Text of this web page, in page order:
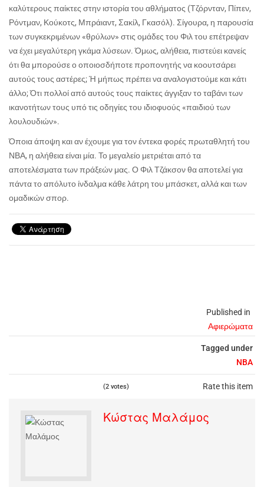
Published in
Αφιερώματα
Tagged under
NBA
Rate this item
(2 votes)
καλύτερους παίκτες στην ιστορία του αθλήματος (Τζόρνταν, Πίπεν,
Ρόντμαν, Κούκοτς, Μπράιαντ, Σακίλ, Γκασόλ). Σίγουρα, η παρουσία
των συγκεκριμένων «θρύλων» στις ομάδες του Φιλ του επέτρεψαν
να έχει μεγαλύτερη γκάμα λύσεων. Όμως, αλήθεια, πιστεύει κανείς
ότι θα μπορούσε ο οποιοσδήποτε προπονητής να κοουτσάρει
αυτούς τους αστέρες; Ή μήπως πρέπει να αναλογιστούμε και κάτι
άλλο; Ότι πολλοί από αυτούς τους παίκτες άγγιξαν το ταβάνι των
ικανοτήτων τους υπό τις οδηγίες του ιδιοφυούς «παιδιού των
λουλουδιών».
Όποια άποψη και αν έχουμε για τον έντεκα φορές πρωταθλητή του
ΝΒΑ, η αλήθεια είναι μία. Το μεγαλείο μετριέται από τα
αποτελέσματα των πράξεών μας. Ο Φιλ Τζάκσον θα αποτελεί για
πάντα το απόλυτο ίνδαλμα κάθε λάτρη του μπάσκετ, αλλά και των
ομαδικών σπορ.
Κώστας Μαλάμος